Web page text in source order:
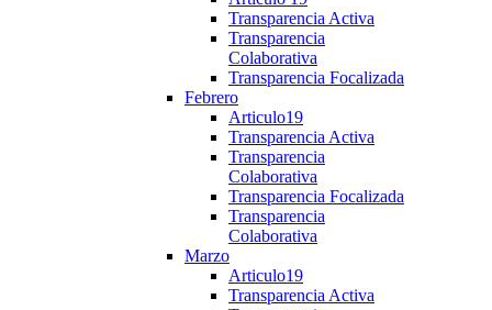
Transparencia Activa
Transparencia
Colaborativa
Transparencia Focalizada
Febrero
Articulo19
Transparencia Activa
Transparencia
Colaborativa
Transparencia Focalizada
Transparencia
Colaborativa
Marzo
Articulo19
Transparencia Activa